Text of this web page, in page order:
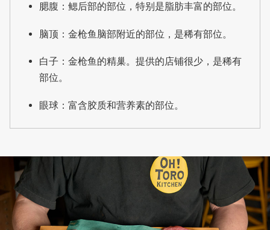
腮腹：鳃后部的部位，特别是脂肪丰富的部位。
脑顶：金枪鱼脑部附近的部位，是稀有部位。
白子：金枪鱼的精巢。提供的店铺很少，是稀有
部位。
眼球：富含胶质和营养素的部位。